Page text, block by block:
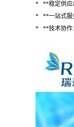
* **稳定供应
* **一站式服
* **技术协作